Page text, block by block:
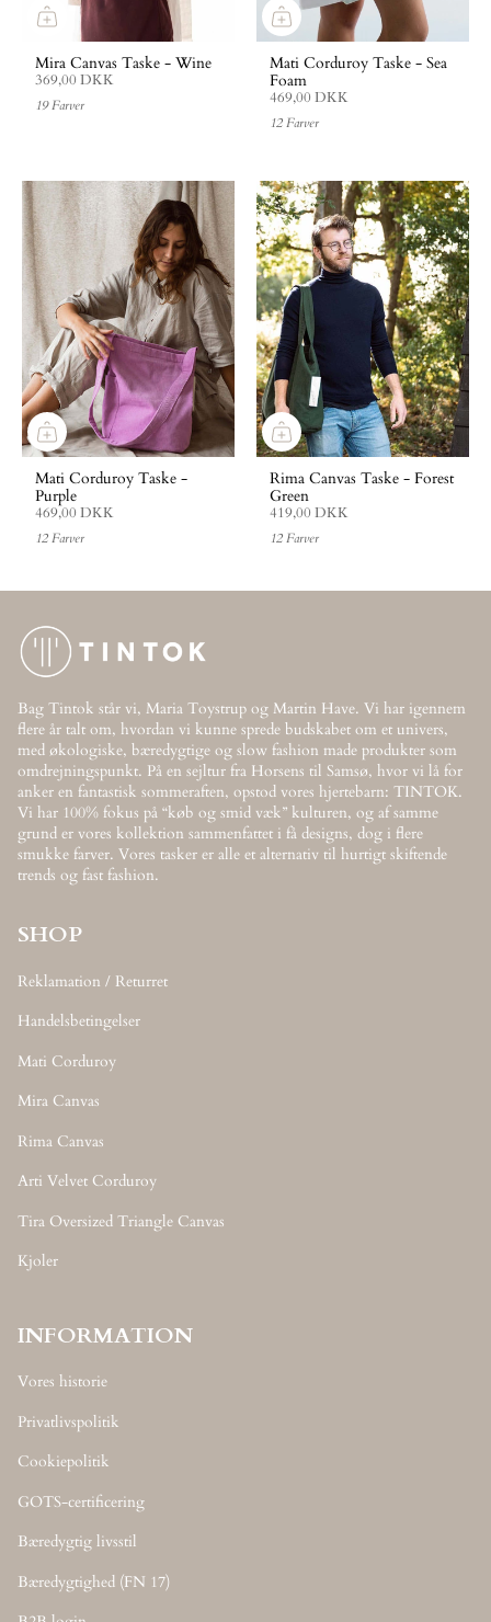
Mira Canvas Taske - Wine
369,00 DKK
19 Farver
Mati Corduroy Taske - Sea
Foam
469,00 DKK
12 Farver
Mati Corduroy Taske -
Purple
469,00 DKK
12 Farver
Rima Canvas Taske - Forest
Green
419,00 DKK
12 Farver
Bag Tintok står vi, Maria Toystrup og Martin Have. Vi har igennem
flere år talt om, hvordan vi kunne sprede budskabet om et univers,
med økologiske, bæredygtige og slow fashion made produkter som
omdrejningspunkt. På en sejltur fra Horsens til Samsø, hvor vi lå for
anker en fantastisk sommeraften, opstod vores hjertebarn: TINTOK.
Vi har 100% fokus på “køb og smid væk” kulturen, og af samme
grund er vores kollektion sammenfattet i få designs, dog i flere
smukke farver. Vores tasker er alle et alternativ til hurtigt skiftende
trends og fast fashion.
SHOP
Reklamation / Returret
Handelsbetingelser
Mati Corduroy
Mira Canvas
Rima Canvas
Arti Velvet Corduroy
Tira Oversized Triangle Canvas
Kjoler
INFORMATION
Vores historie
Privatlivspolitik
Cookiepolitik
GOTS-certificering
Bæredygtig livsstil
Bæredygtighed (FN 17)